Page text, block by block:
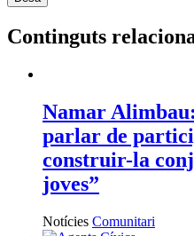
Continguts
Namar
parlar de
construir-la
joves”
Notícies Comunitari